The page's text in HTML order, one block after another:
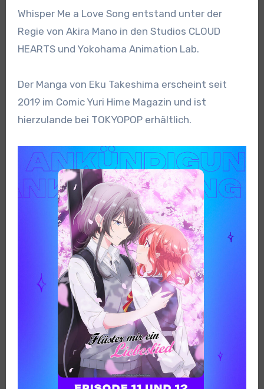
Whisper Me a Love Song entstand unter der
Regie von Akira Mano in den Studios CLOUD
HEARTS und Yokohama Animation Lab.
Der Manga von Eku Takeshima erscheint seit
2019 im Comic Yuri Hime Magazin und ist
hierzulande bei TOKYOPOP erhältlich.